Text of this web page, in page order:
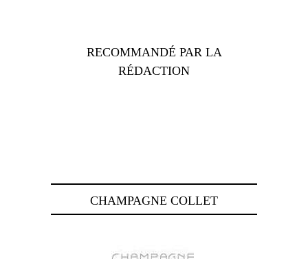
RECOMMANDÉ PAR LA
RÉDACTION
CHAMPAGNE COLLET